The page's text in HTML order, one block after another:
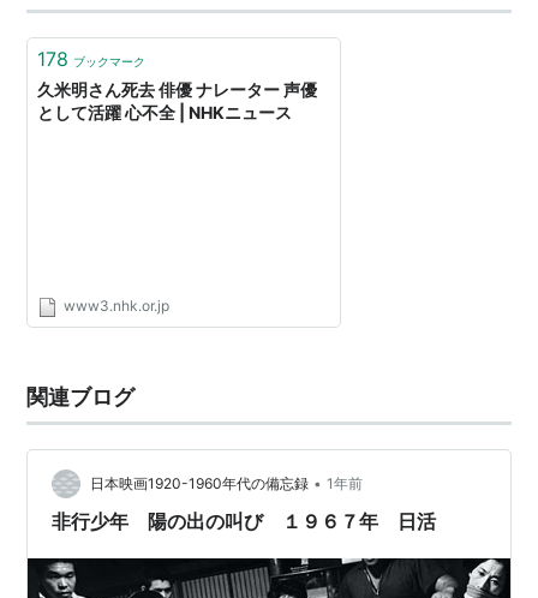
て、 可能であれば、ちょっと薄く軽めにし…
178 ブックマーク
久米明さん死去 俳優 ナレーター 声優
として活躍 心不全 | NHKニュース
www3.nhk.or.jp
関連ブログ
日本映画1920-1960年代の備忘録 • 1年前
非行少年 陽の出の叫び １９６７年 日活